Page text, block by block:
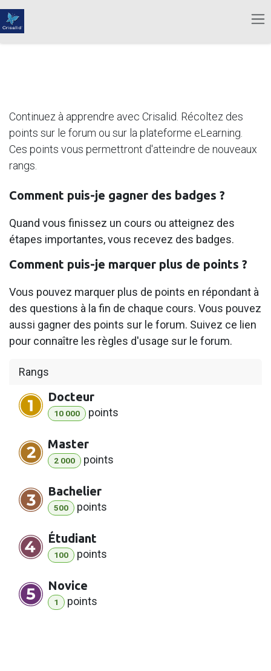
Se rendre au contenu
Continuez à apprendre avec Crisalid. Récoltez des
points sur le forum ou sur la plateforme eLearning.
Ces points vous permettront d'atteindre de nouveaux
rangs.
Comment puis-je gagner des badges ?
Quand vous finissez un cours ou atteignez des
étapes importantes, vous recevez des badges.
Comment puis-je marquer plus de points ?
Vous pouvez marquer plus de points en répondant à
des questions à la fin de chaque cours. Vous pouvez
aussi gagner des points sur le forum. Suivez ce lien
pour connaître les règles d'usage sur le forum.
Rangs
Docteur
10 000 points
Master
2 000 points
Bachelier
500 points
Étudiant
100 points
Novice
1 points